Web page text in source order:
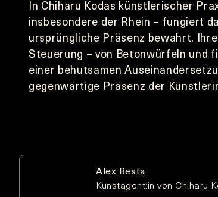
In Chiharu Kodas künstlerischer
insbesondere der Rhein – fungiert
ursprüngliche Präsenz bewahrt.
Steuerung – von Betonwürfeln und
einer behutsamen
gegenwärtige Präsenz der
Alex Besta
Kunstagent:in von Chiharu